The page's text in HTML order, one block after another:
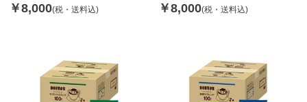
￥8,000(税・送料込)
ジャロブレンド100p
￥8,000(税・送料込)